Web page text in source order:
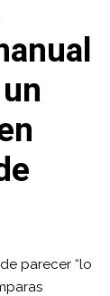
parecer “lo